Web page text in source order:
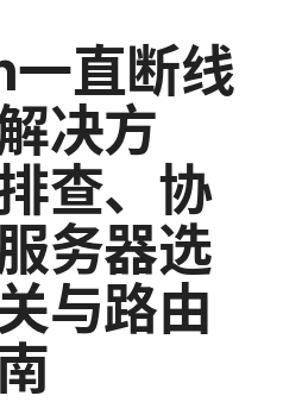
直断线
决方
查、协
务器选
与路由